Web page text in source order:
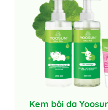
Kem bôi da